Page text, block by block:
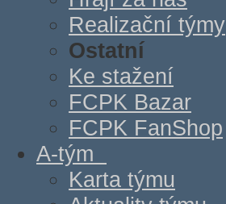
Realizační týmy
Ostatní
Ke stažení
FCPK Bazar
FCPK FanShop
A-tým
Karta týmu